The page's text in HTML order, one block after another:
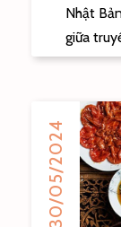
Nhật
giữa
30/05/2024